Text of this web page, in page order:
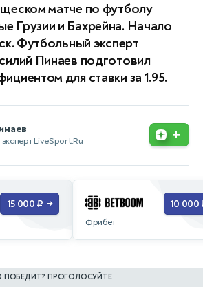
матче по футболу
Грузии и Бахрейна. Начало
Футбольный эксперт
Пинаев подготовил
для ставки за 1.95.
LiveSport.Ru +
15 000 ₽ →
Фрибет
10 000
ПОБЕДИТ? ПРОГОЛОСУЙТЕ